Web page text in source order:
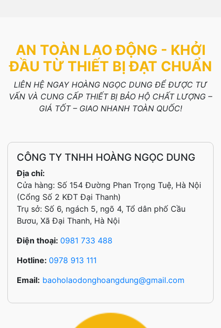
AN TOÀN LAO ĐỘNG - KHỞI
ĐẦU TỪ THIẾT BỊ ĐẠT CHUẨN
LIÊN HỆ NGAY HOÀNG NGỌC DUNG ĐỂ ĐƯỢC TƯ
VẤN VÀ CUNG CẤP THIẾT BỊ BẢO HỘ CHẤT LƯỢNG –
GIÁ TỐT – GIAO NHANH TOÀN QUỐC!
CÔNG TY TNHH HOÀNG NGỌC DUNG
Địa chỉ:
Cửa hàng: Số 154 Đường Phan Trọng Tuệ, Hà Nội
(Cổng Số 2 KĐT Đại Thanh)
Trụ sở: Số 6, ngách 5, ngõ 4, Tổ dân phố Cầu
Bươu, Xã Đại Thanh, Hà Nội
Điện thoại: 0981 733 488
Hotline: 0978 913 111
Email: baoholaodonghoangdung@gmail.com